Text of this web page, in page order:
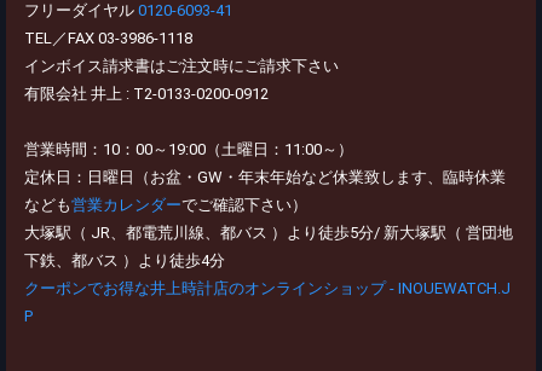
フリーダイヤル 0120-6093-41
TEL／FAX 03-3986-1118
インボイス請求書はご注文時にご請求下さい
有限会社 井上 : T2-0133-0200-0912
営業時間：10：00～19:00（土曜日：11:00～）
定休日：日曜日（お盆・GW・年末年始など休業致します、臨時休業
なども営業カレンダーでご確認下さい）
大塚駅（ JR、都電荒川線、都バス ）より徒歩5分/ 新大塚駅（ 営団地
下鉄、都バス ）より徒歩4分
クーポンでお得な井上時計店のオンラインショップ - INOUEWATCH.J
P